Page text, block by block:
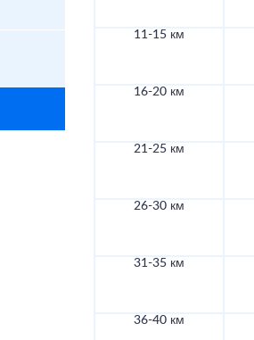
11-15 км
16-20 км
21-25 км
26-30 км
31-35 км
36-40 км